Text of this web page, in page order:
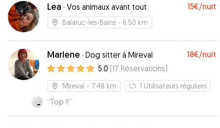
Lea · Vos animaux avant tout 15€/nuit
Balaruc-les-Bains - 6.50 km
Marlene · Dog sitter à Mireval 18€/nuit
5.0 (17 Réservations)
Mireval - 7.48 km 1 Utilisateurs réguliers
“Top !!”